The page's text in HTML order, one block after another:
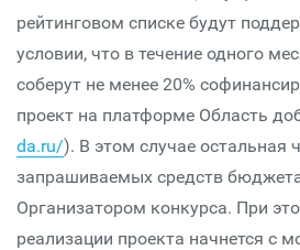
рейтинговом списке будут
условии, что в течение одного
соберут не менее 20%
проект на платформе Область
da.ru/). В этом случае остальная
запрашиваемых средств
Организатором конкурса. При
реализации проекта начнется с